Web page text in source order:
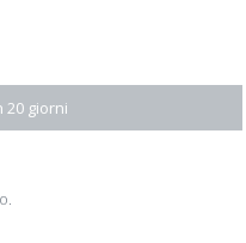
20 giorni